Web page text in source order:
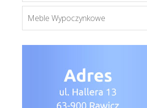
Meble Wypoczynkowe